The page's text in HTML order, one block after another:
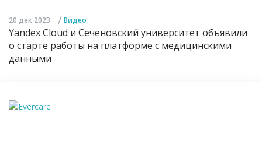
20 дек 2023 / Видео
Yandex Cloud и Сеченовский университет объявили
о старте работы на платформе с медицинскими
данными